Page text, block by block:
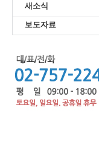
새소식
보도자료